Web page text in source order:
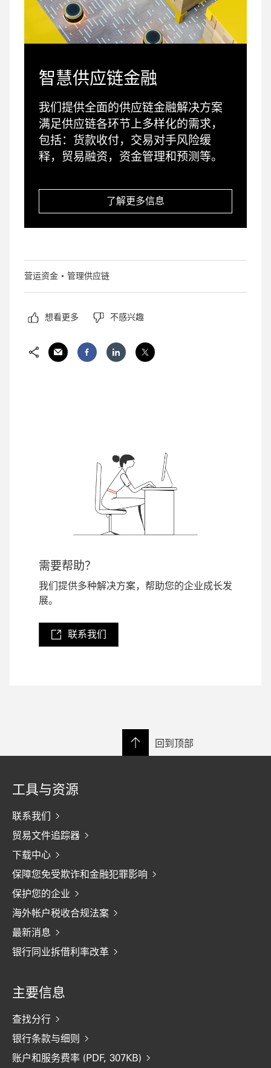
智慧供应链金融
我们提供全面的供应链金融解决方案
满足供应链各环节上多样化的需求，
包括：货款收付，交易对手风险缓
释，贸易融资，资金管理和预测等。
了解更多信息
营运资金 管理供应链
想看更多 不感兴趣
需要帮助？
我们提供多种解决方案，帮助您的企业成长发
展。
联系我们
回到顶部
工具与资源
联系我们
贸易文件追踪器
下载中心
保障您免受欺诈和金融犯罪影响
保护您的企业
海外帐户税收合规法案
最新消息
银行同业拆借利率改革
主要信息
查找分行
银行条款与细则
账户和服务费率 (PDF, 307KB)